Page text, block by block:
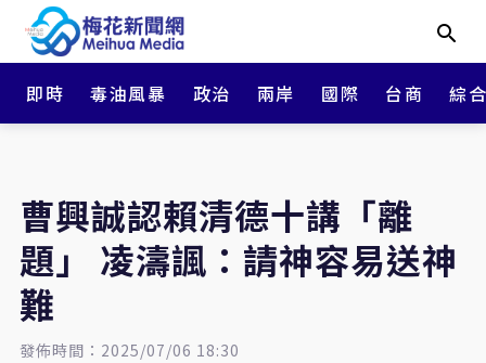
即時 毒油風暴 政治 兩岸 國際 台商 綜
曹興誠認賴清德十講「離
題」 凌濤諷：請神容易送神
難
發佈時間：2025/07/06 18:30